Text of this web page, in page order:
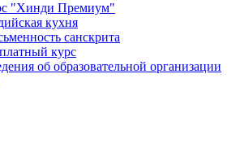
"Хинди Премиум"
кухня
санскрита
курс
об образовательной организации